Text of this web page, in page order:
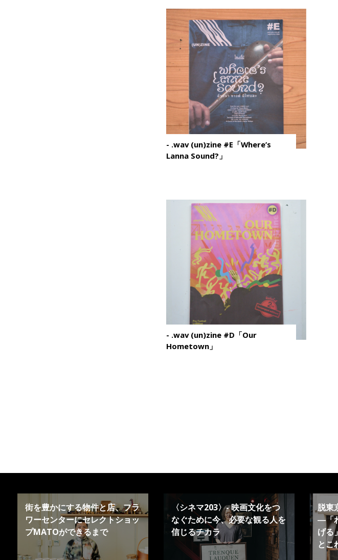
- .wav (un)zine #E「Where’s
Lanna Sound?」
- .wav (un)zine #D「Our
Hometown」
街を豊かにする物件と店、フラ
ワーセンターにセレクトショッ
プMATOができるまで
〈シネマ203〉- 映画文化をつ
なぐために今、必要な観る人を
信じるチカラ
脱東
―「
げる
とこ